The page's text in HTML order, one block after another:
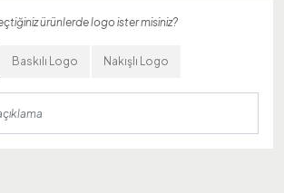
ürünlerde logo ister misiniz?
Baskılı Logo Nakışlı Logo